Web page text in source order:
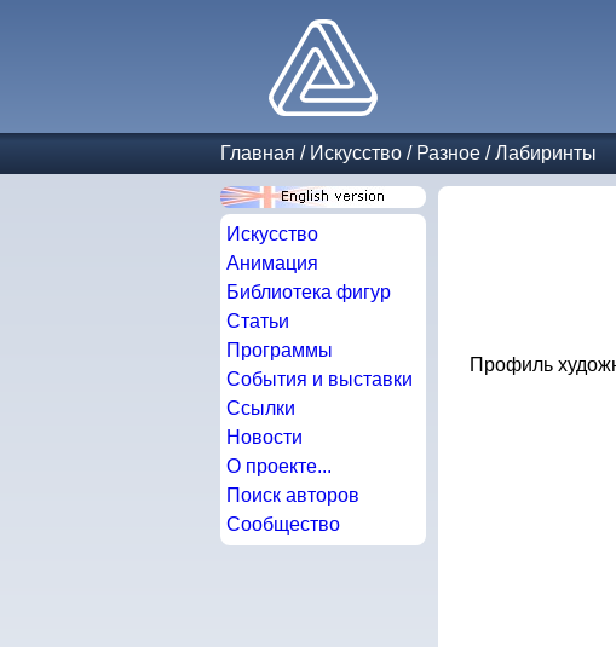
Главная / Искусство / Разное /Лабиринты
Искусство
Анимация
Библиотека фигур
Статьи
Программы
События и выставки
Ссылки
Новости
О проекте...
Поиск авторов
Сообщество
Профиль